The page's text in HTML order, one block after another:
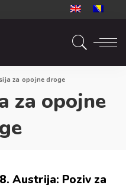
CG
za opojne droge
za opojne
Austrija: Poziv za